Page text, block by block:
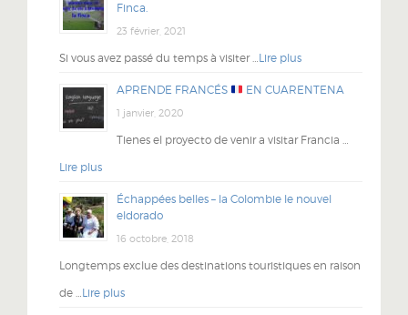
Finca.
23 février, 2021
Si vous avez passé du temps à visiter …Lire plus
APRENDE FRANCÉS EN CUARENTENA
1 janvier, 2020
Tienes el proyecto de venir a visitar Francia …
Lire plus
Échappées belles – la Colombie le nouvel
eldorado
16 octobre, 2018
Longtemps exclue des destinations touristiques en raison
de …Lire plus